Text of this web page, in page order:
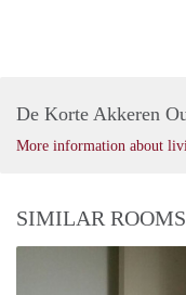
De Korte Akkeren
More information about
SIMILAR ROOMS